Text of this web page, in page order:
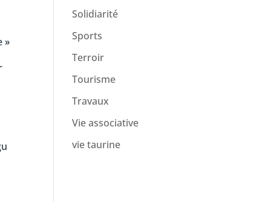
»
Solidiarité
Sports
Terroir
Tourisme
Travaux
Vie associative
vie taurine